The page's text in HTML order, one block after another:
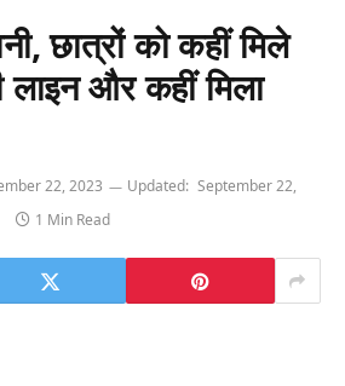
छात्रों को कहीं मिले
और कहीं मिला
22, 2023 Updated: September 22,
1 Min Read